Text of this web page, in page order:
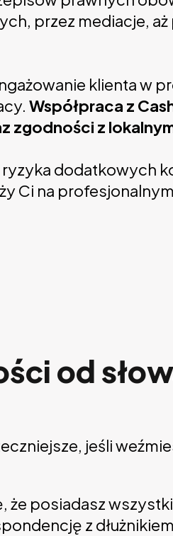
przez mediacje, aż
klienta w
Współpraca z
zgodności z
dodatkowych
Ci na
od
jeśli
że posiadasz
z